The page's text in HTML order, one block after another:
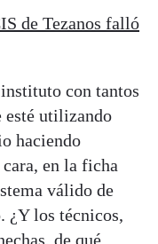
de Tezanos falló
con tantos
esté utilizando
haciendo
en la ficha
válido de
¿Y los técnicos,
de qué